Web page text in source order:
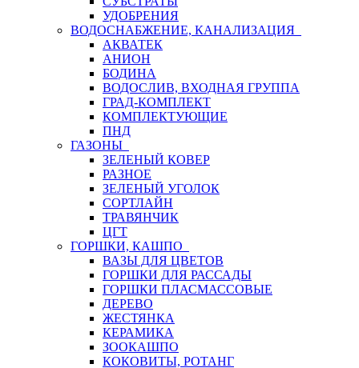
УДОБРЕНИЯ
ВОДОСНАБЖЕНИЕ, КАНАЛИЗАЦИЯ
АКВАТЕК
АНИОН
БОДИНА
ВОДОСЛИВ, ВХОДНАЯ ГРУППА
ГРАД-КОМПЛЕКТ
КОМПЛЕКТУЮЩИЕ
ПНД
ГАЗОНЫ
ЗЕЛЕНЫЙ КОВЕР
РАЗНОЕ
ЗЕЛЕНЫЙ УГОЛОК
СОРТЛАЙН
ТРАВЯНЧИК
ЦГТ
ГОРШКИ, КАШПО
ВАЗЫ ДЛЯ ЦВЕТОВ
ГОРШКИ ДЛЯ РАССАДЫ
ГОРШКИ ПЛАСМАССОВЫЕ
ДЕРЕВО
ЖЕСТЯНКА
КЕРАМИКА
ЗООКАШПО
КОКОВИТЫ, РОТАНГ